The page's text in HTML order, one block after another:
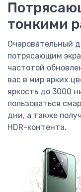
тонкими
Очаровательный
потрясающим
частотой
вас в мир ярких
яркость до 3000
пользоваться
дни, а также
HDR-контента.